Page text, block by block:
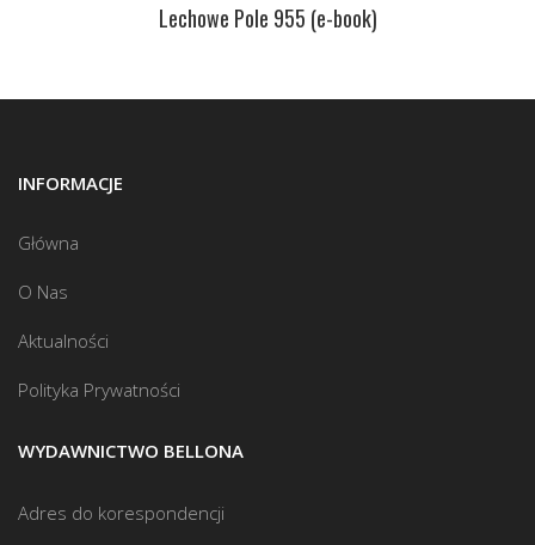
Lechowe Pole 955 (e-book)
INFORMACJE
Główna
O Nas
Aktualności
Polityka Prywatności
WYDAWNICTWO BELLONA
Adres do korespondencji